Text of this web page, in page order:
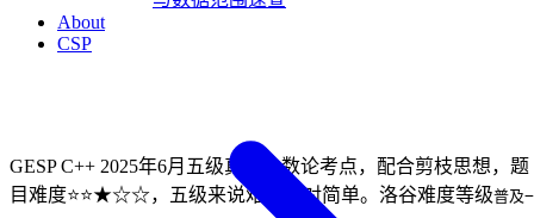
About
CSP
GESP C++ 2025年6月五级真题，数论考点，配合剪枝思想，题
目难度⭐⭐★☆☆，五级来说难度相对简单。洛谷难度等级普及−